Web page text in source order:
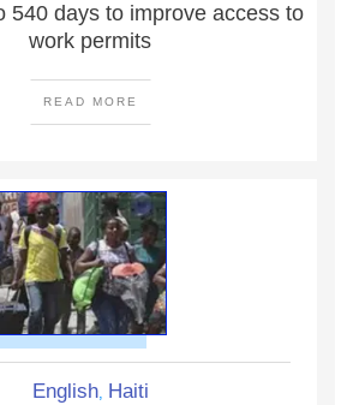
540 days to improve access to
work permits
READ MORE
English, Haiti